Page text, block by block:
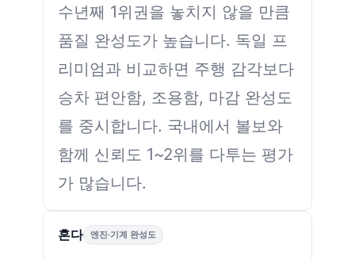
수년째 1위권을 놓치지 않을 만큼
품질 완성도가 높습니다. 독일 프
리미엄과 비교하면 주행 감각보다
승차 편안함, 조용함, 마감 완성도
를 중시합니다. 국내에서 볼보와
함께 신뢰도 1~2위를 다투는 평가
가 많습니다.
혼다 엔진·기계 완성도